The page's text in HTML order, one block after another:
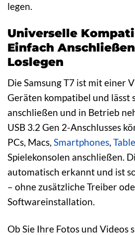
legen.
Universelle
Einfach
Loslegen
Die Samsung T7 ist mit einer
Geräten kompatibel und lässt
anschließen und in Betrieb
USB 3.2 Gen 2-Anschlusses
PCs, Macs, Smartphones,
Spielekonsolen anschließen.
automatisch erkannt und ist
– ohne zusätzliche Treiber
Softwareinstallation.
Ob Sie Ihre Fotos und Videos